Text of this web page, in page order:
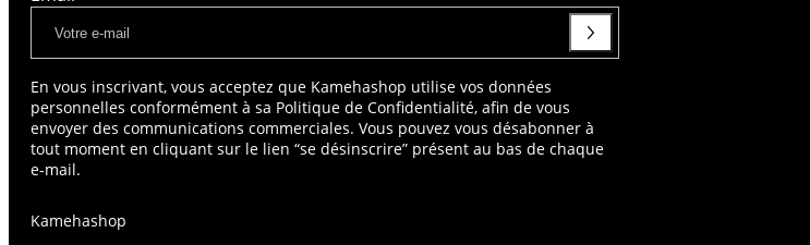
En vous inscrivant, vous acceptez que Kamehashop utilise vos données
personnelles conformément à sa Politique de Confidentialité, afin de vous
envoyer des communications commerciales. Vous pouvez vous désabonner à
tout moment en cliquant sur le lien “se désinscrire” présent au bas de chaque
e-mail.
Kamehashop